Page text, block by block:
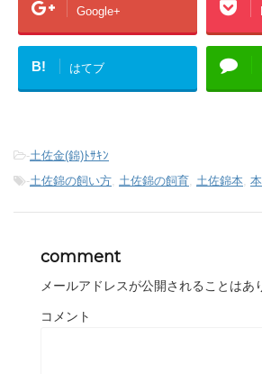
Google+
B! はてブ
-土佐金(錦)ﾄｻｷﾝ
-土佐錦の飼い方, 土佐錦の飼育, 土佐錦本, 本
comment
メールアドレスが公開されることはあ
コメント